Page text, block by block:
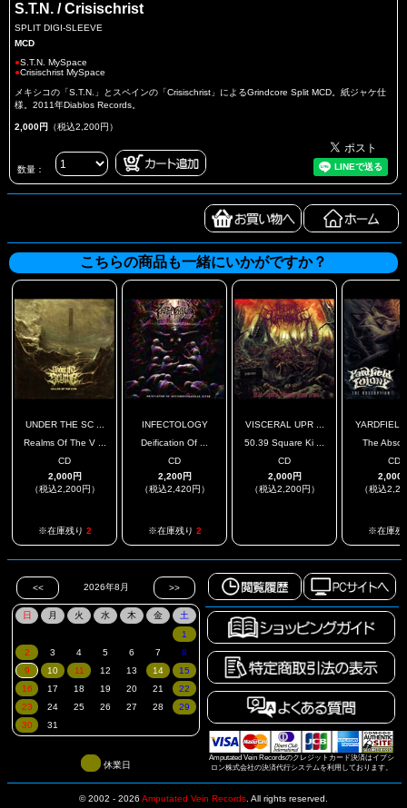
S.T.N. / Crisischrist
SPLIT DIGI-SLEEVE
MCD
●S.T.N. MySpace
●Crisischrist MySpace
メキシコの「S.T.N.」とスペインの「Crisischrist」によるGrindcore Split MCD。紙ジャケ仕
様。2011年Diablos Records。
2,000円 （税込2,200円）
数量：
こちらの商品も一緒にいかがですか？
UNDER THE SC ...
Realms Of The V ...
CD
2,000円
（税込2,200円）
※在庫残り 2
INFECTOLOGY
Deification Of ...
CD
2,200円
（税込2,420円）
※在庫残り 2
VISCERAL UPR ...
50.39 Square Ki ...
CD
2,000円
（税込2,200円）
The
CD
2,000
（税込
※在庫残
Amputated Vein Recordsのクレジットカード決済はイプシ
ロン株式会社の決済代行システムを利用しております。
休業日
© 2002 - 2026 Amputated Vein Records All rights reserved.